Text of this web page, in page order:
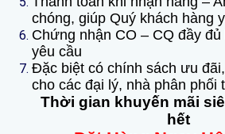
chóng, giúp Quý khách hàng
Chứng nhận CO – CQ đầy
yêu cầu
Đặc biệt có chính sách ưu
cho các đại lý, nhà phân phối
Thời gian khuyến mãi
hết